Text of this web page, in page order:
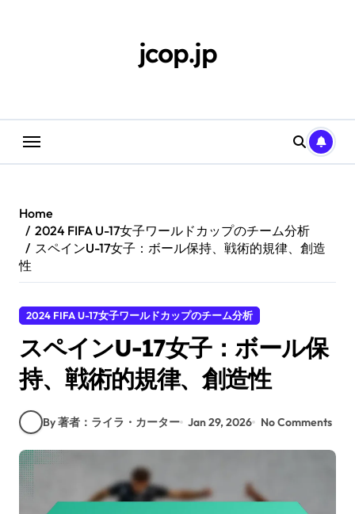
jcop.jp
Home
2024 FIFA U-17女子ワールドカップのチーム分析
スペインU-17女子：ボール保持、戦術的規律、創造
性
2024 FIFA U-17女子ワールドカップのチーム分析
スペインU-17女子：ボール保
持、戦術的規律、創造性
By 著者：ライラ・カーター Jan 29, 2026 No Comments